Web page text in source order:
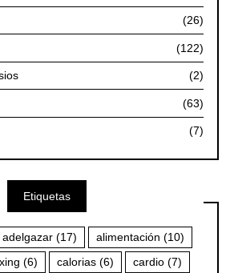
(26)
(122)
(2)
(63)
(7)
Etiquetas
adelgazar (17) alimentación (10)
(6) calorias (6) cardio (7)